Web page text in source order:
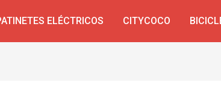
ELÉCTRICOS CITYCOCO